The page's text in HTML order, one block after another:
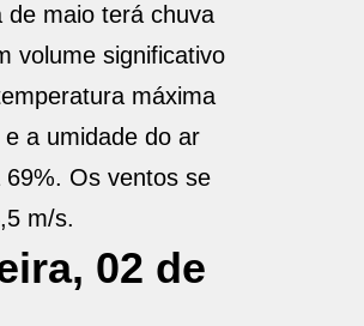
de maio terá chuva
volume significativo
máxima
a umidade do ar
Os ventos se
m/s.
02 de